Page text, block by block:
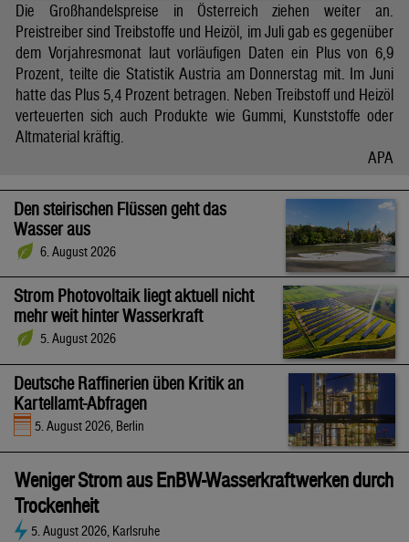
Die Großhandelspreise in Österreich ziehen weiter an.
Preistreiber sind Treibstoffe und Heizöl, im Juli gab es gegenüber
dem Vorjahresmonat laut vorläufigen Daten ein Plus von 6,9
Prozent, teilte die Statistik Austria am Donnerstag mit. Im Juni
hatte das Plus 5,4 Prozent betragen. Neben Treibstoff und Heizöl
verteuerten sich auch Produkte wie Gummi, Kunststoffe oder
Altmaterial kräftig.
APA
Den steirischen Flüssen geht das
Wasser aus
6. August 2026
Strom Photovoltaik liegt aktuell nicht
mehr weit hinter Wasserkraft
5. August 2026
Deutsche Raffinerien üben Kritik an
Kartellamt-Abfragen
5. August 2026, Berlin
Weniger Strom aus EnBW-Wasserkraftwerken durch
Trockenheit
5. August 2026, Karlsruhe